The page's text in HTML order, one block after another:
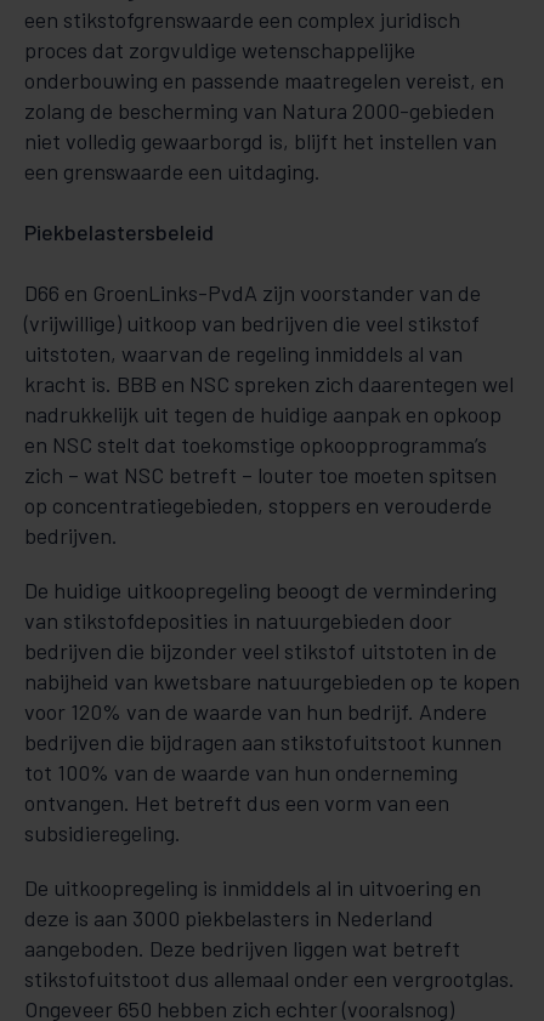
een stikstofgrenswaarde een complex juridisch
proces dat zorgvuldige wetenschappelijke
onderbouwing en passende maatregelen vereist, en
zolang de bescherming van Natura 2000-gebieden
niet volledig gewaarborgd is, blijft het instellen van
een grenswaarde een uitdaging.
Piekbelastersbeleid
D66 en GroenLinks-PvdA zijn voorstander van de
(vrijwillige) uitkoop van bedrijven die veel stikstof
uitstoten, waarvan de regeling inmiddels al van
kracht is. BBB en NSC spreken zich daarentegen wel
nadrukkelijk uit tegen de huidige aanpak en opkoop
en NSC stelt dat toekomstige opkoopprogramma’s
zich – wat NSC betreft – louter toe moeten spitsen
op concentratiegebieden, stoppers en verouderde
bedrijven.
De huidige uitkoopregeling beoogt de vermindering
van stikstofdeposities in natuurgebieden door
bedrijven die bijzonder veel stikstof uitstoten in de
nabijheid van kwetsbare natuurgebieden op te kopen
voor 120% van de waarde van hun bedrijf. Andere
bedrijven die bijdragen aan stikstofuitstoot kunnen
tot 100% van de waarde van hun onderneming
ontvangen. Het betreft dus een vorm van een
subsidieregeling.
De uitkoopregeling is inmiddels al in uitvoering en
deze is aan 3000 piekbelasters in Nederland
aangeboden. Deze bedrijven liggen wat betreft
stikstofuitstoot dus allemaal onder een vergrootglas.
Ongeveer 650 hebben zich echter (vooralsnog)